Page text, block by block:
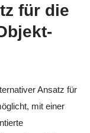
für die
Ansatz für
mit einer